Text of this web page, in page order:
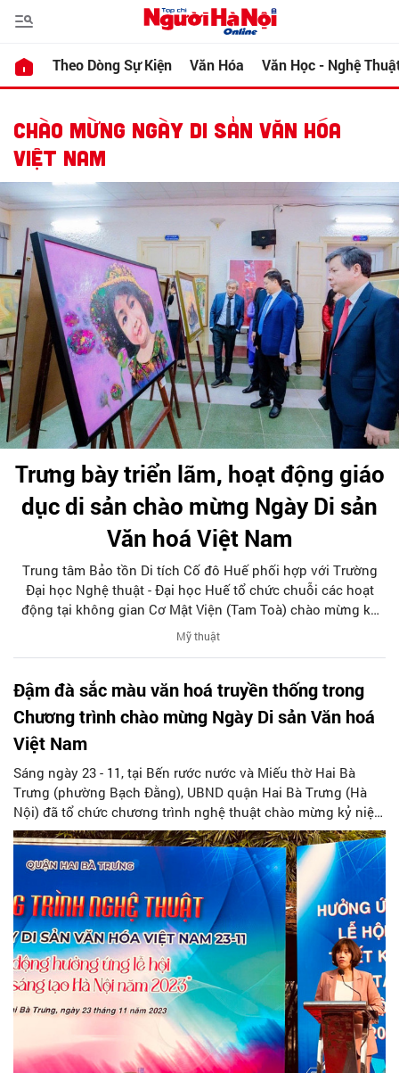
Theo Dòng Sự Kiện Văn Hóa Văn Học - Nghệ
CHÀO MỪNG NGÀY DI SẢN VĂN HÓA
VIỆT NAM
Trưng bày triển lãm, hoạt động giáo
dục di sản chào mừng Ngày Di sản
Văn hoá Việt Nam
Trung tâm Bảo tồn Di tích Cố đô Huế phối hợp với Trường
Đại học Nghệ thuật - Đại học Huế tổ chức chuỗi các hoạt
động tại không gian Cơ Mật Viện (Tam Toà) chào mừng kỷ
niệm 20 năm Ngày Di sản Văn hoá Việt Nam 23/11.
Mỹ thuật
Đậm đà sắc màu văn hoá truyền thống trong
Chương trình chào mừng Ngày Di sản Văn hoá
Việt Nam
Sáng ngày 23 - 11, tại Bến rước nước và Miếu thờ Hai Bà
Trưng (phường Bạch Đằng), UBND quận Hai Bà Trưng (Hà
Nội) đã tổ chức chương trình nghệ thuật chào mừng kỷ niệm
18 năm Ngày Di sản Văn hoá Việt Nam 23 - 1. Đây cũng là
chương trình hưởng ứng Lễ hội thiết kế sáng tạo Hà Nội
2023. Tham dự chương trình có các đồng chí: Vũ Văn Hoạt,
Trưởng ban Dân vận Quận uỷ, Nguyễn Thị Thu Hiền, Phó
Chủ tịch UBND Quận.